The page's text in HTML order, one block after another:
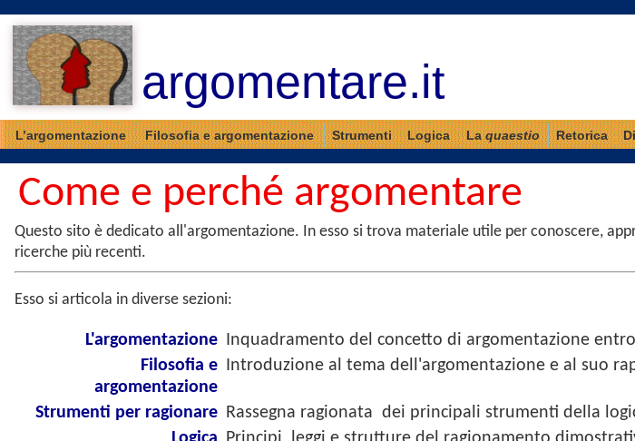
argomentare.it
L’argomentazione Filosofia e argomentazione Strumenti Logica Laquaestio Retorica
Come e perché argomentare
Questo sito è dedicato all'argomentazione. In esso si trova materiale utile per conoscere,
ricerche più recenti.
Esso si articola in diverse sezioni:
L'argomentazione
Inquadramento del concetto di argomentazione
Filosofia e
argomentazione
Introduzione al tema dell'argomentazione e al suo
Strumenti per ragionare Rassegna ragionata dei principali strumenti della